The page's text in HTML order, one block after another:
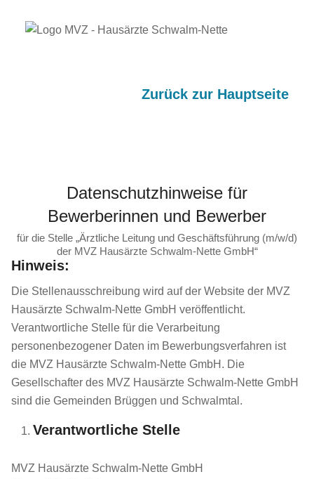
Zurück zur Hauptseite
Datenschutzhinweise für
Bewerberinnen und Bewerber
für die Stelle „Ärztliche Leitung und Geschäftsführung (m/w/d)
der MVZ Hausärzte Schwalm-Nette GmbH“
Hinweis:
Die Stellenausschreibung wird auf der Website der MVZ
Hausärzte Schwalm-Nette GmbH veröffentlicht.
Verantwortliche Stelle für die Verarbeitung
personenbezogener Daten im Bewerbungsverfahren ist
die MVZ Hausärzte Schwalm-Nette GmbH. Die
Gesellschafter des MVZ Hausärzte Schwalm-Nette GmbH
sind die Gemeinden Brüggen und Schwalmtal.
Verantwortliche Stelle
MVZ Hausärzte Schwalm-Nette GmbH